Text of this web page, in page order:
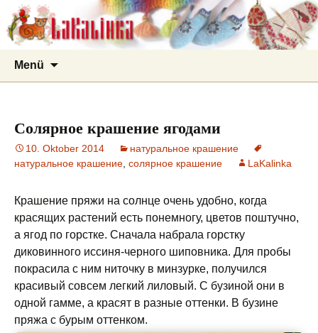
LaKalinka
Menü
Солярное крашение ягодами
10. Oktober 2014
натуральное крашение
натуральное крашение солярное крашение LaKalinka
Крашение пряжи на солнце очень удобно, когда
красящих растений есть понемногу, цветов поштучно,
а ягод по горстке. Сначала набрала горстку
диковинного иссиня-черного шиповника. Для пробы
покрасила с ним ниточку в минзурке, получился
красивый совсем легкий лиловый. С бузиной они в
одной гамме, а красят в разные оттенки. В бузине
пряжа с бурым оттенком.